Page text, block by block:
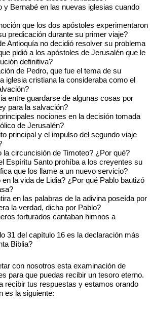
y Bernabé en las nuevas iglesias cuando
que los dos apóstoles experimentaron
predicación durante su primer viaje?
Antioquía no decidió resolver su problema
pidió a los apóstoles de Jerusalén que le
definitiva?
de Pedro, que fue el tema de su
iglesia cristiana la consideraba como el
entre guardarse de algunas cosas por
para la salvación?
nociones en la decisión tomada
de Jerusalén?
principal y el impulso del segundo viaje
la circuncisión de Timoteo? ¿Por qué?
Espíritu Santo prohíba a los creyentes su
que los llame a un nuevo servicio?
la vida de Lidia? ¿Por qué Pablo bautizó
en las palabras de la adivina poseída por
la verdad, dicha por Pablo?
torturados cantaban himnos a
31 del capítulo 16 es la declaración más
Biblia?
con nosotros esta examinación de
para que puedas recibir un tesoro eterno.
recibir tus respuestas y estamos orando
es la siguiente: